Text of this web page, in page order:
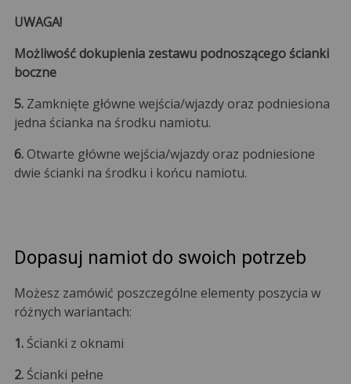
UWAGA!
Możliwość dokupienia zestawu podnoszącego ścianki
boczne
5. Zamknięte główne wejścia/wjazdy oraz podniesiona
jedna ścianka na środku namiotu.
6.Otwarte główne wejścia/wjazdy oraz podniesione
dwie ścianki na środku i końcu namiotu.
Dopasuj namiot do swoich potrzeb
Możesz zamówić poszczególne elementy poszycia w
różnych wariantach:
1.Ścianki z oknami
2.Ścianki pełne